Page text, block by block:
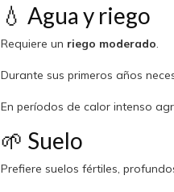
💧 Agua y riego
Requiere un riego moderado.
Durante sus primeros años
En períodos de calor intenso
🌱 Suelo
Prefiere suelos fértiles,